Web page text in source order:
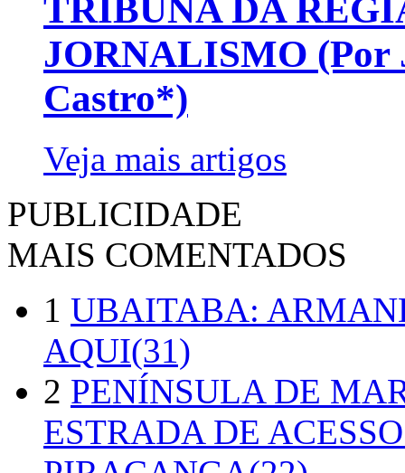
TRIBUNA DA
JORNALISMO (Por
Castro*)
Veja mais artigos
PUBLICIDADE
MAIS COMENTADOS
1 UBAITABA:
AQUI(31)
2 PENÍNSULA DE
ESTRADA DE